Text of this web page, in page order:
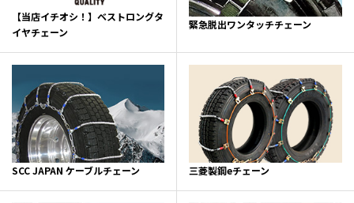
【当店イチオシ！】ベストロングタ
イヤチェーン
緊急脱出ワンタッチチェーン
SCC JAPAN ケーブルチェーン 三菱製鋼eチェーン